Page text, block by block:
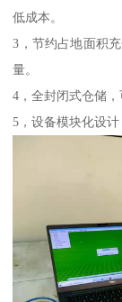
低成本。
3，节约占地面积
量。
4，全封闭式仓储
5，设备模块化设